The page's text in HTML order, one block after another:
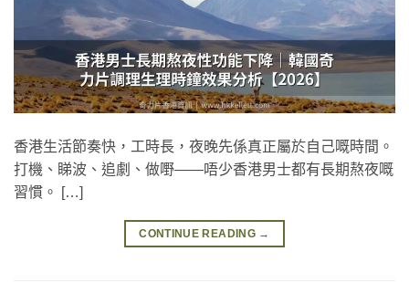
香港生活節奏快，工時長，夜晚先係真正屬於自己嘅時間。
打機、睇波、追劇、做嘢——唔少香港男士都有長期熬夜嘅
習慣。 […]
CONTINUE READING →